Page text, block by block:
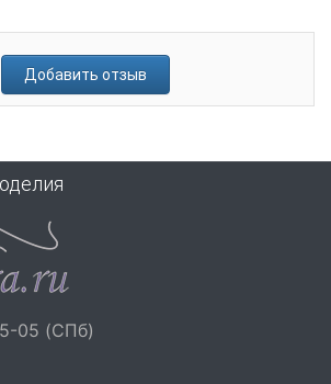
Добавить отзыв
05 (СПб)